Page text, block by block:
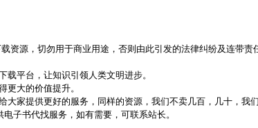
资源，切勿用于商业用途，否则由此引发的法律纠纷及连带
平台，让知识引领人类文明进步。
更大的价值提升。
家提供更好的服务，同样的资源，我们不卖几百，几十，我
子书代找服务，如有需要，可联系站长。